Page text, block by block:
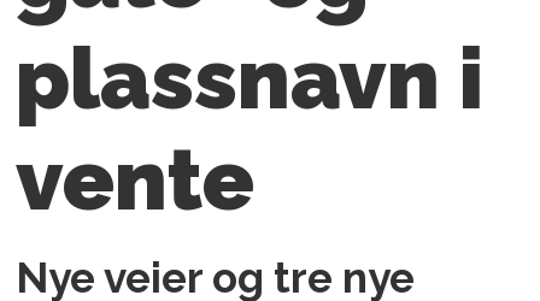
plassnavn i
vente
Nye veier og tre nye